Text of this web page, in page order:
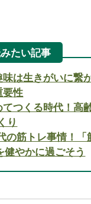
たい記事
は生きがいに繋
要性
てつくる時代！高
り
の筋トレ事情！「
健やかに過ごそう